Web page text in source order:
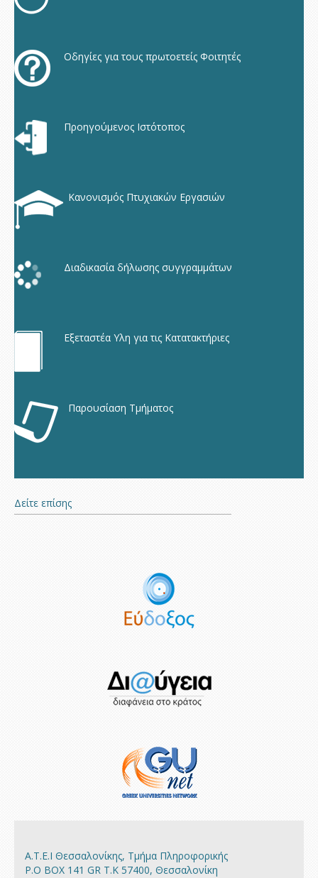
Οδηγίες για τους πρωτοετείς Φοιτητές
Προηγούμενος Ιστότοπος
Κανονισμός Πτυχιακών Εργασιών
Διαδικασία δήλωσης συγγραμμάτων
Εξεταστέα Υλη για τις Κατατακτήριες
Παρουσίαση Τμήματος
Δείτε επίσης
Α.Τ.Ε.Ι Θεσσαλονίκης, Τμήμα Πληροφορικής
P.O BOX 141 GR Τ.Κ 57400, Θεσσαλονίκη